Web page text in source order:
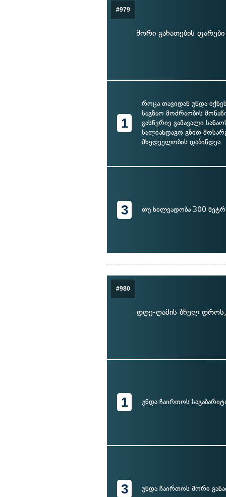
#979
შორი განათების
1
როცა თავიდან უნდა
საგზაო მოძრაობის
გასწვრივ გამავალი
სალიანდაგო გზით
მხედველობის დაბინდვა
3 თუ ხილვადობა 300
#980
დღე-ღამის ბნელ დროს,
1 უნდა ჩაირთოს
3 უნდა ჩაირთოს შორი